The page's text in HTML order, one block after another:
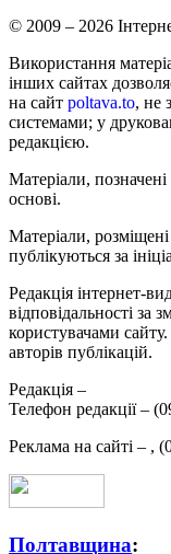
© 2009 – 2026
Використання
інших сайтах
на сайт poltava.to, не
системами; у
редакцією.
Матеріали,
основі.
Матеріали,
публікуються за
Редакція інтернет-
відповідальності за
користувачами
авторів публікацій.
Редакція –
Телефон редакції –
Реклама на сайті – ,
Полтавщина: